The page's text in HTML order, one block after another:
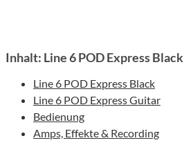
Inhalt: Line 6 POD Express Black
Line 6 POD Express Black
Line 6 POD Express Guitar
Bedienung
Amps, Effekte & Recording